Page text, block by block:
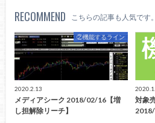
RECOMMEND こちらの記事も人気です。
②機能するライン
2020.2.13
メディアシーク 2018/02/16【増
し担解除リーチ】
対象